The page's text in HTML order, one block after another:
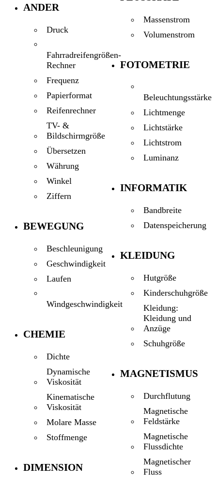
ANDER
Druck
Fahrradreifengrößen-
Rechner
Frequenz
Papierformat
Reifenrechner
TV- &
Bildschirmgröße
Übersetzen
Währung
Winkel
Ziffern
BEWEGUNG
Beschleunigung
Geschwindigkeit
Laufen
Windgeschwindigkeit
CHEMIE
Dichte
Dynamische
Viskosität
Kinematische
Viskosität
Molare Masse
Stoffmenge
DIMENSION
Massenstrom
Volumenstrom
FOTOMETRIE
Beleuchtungsstärke
Lichtmenge
Lichtstärke
Lichtstrom
Luminanz
INFORMATIK
Bandbreite
Datenspeicherung
KLEIDUNG
Hutgröße
Kinderschuhgröße
Kleidung:
Kleidung und
Anzüge
Schuhgröße
MAGNETISMUS
Durchflutung
Magnetische
Feldstärke
Magnetische
Flussdichte
Magnetischer
Fluss